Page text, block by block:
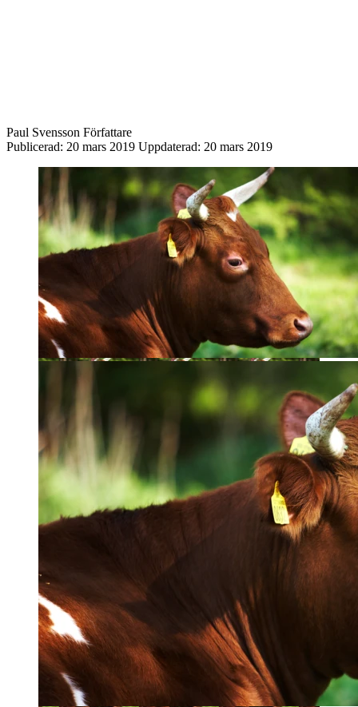
Paul Svensson Författare
Publicerad: 20 mars 2019 Uppdaterad: 20 mars 2019